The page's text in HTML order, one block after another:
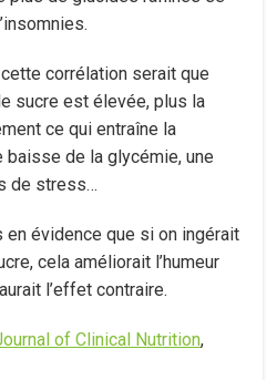
corrélation serait que
sucre est élevée, plus la
ce qui entraîne la
baisse de la glycémie, une
de stress…
en évidence que si on ingérait
cela améliorait l’humeur
l’effet contraire.
of Clinical Nutrition,